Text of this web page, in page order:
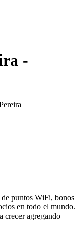
-
puntos WiFi, bonos
en todo el mundo.
crecer agregando